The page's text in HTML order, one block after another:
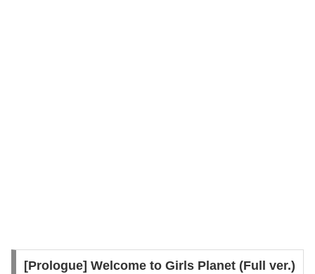
[Prologue] Welcome to Girls Planet (Full ver.)